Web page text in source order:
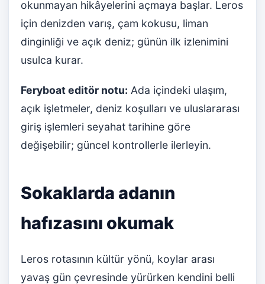
okunmayan hikâyelerini açmaya başlar. Leros
için denizden varış, çam kokusu, liman
dinginliği ve açık deniz; günün ilk izlenimini
usulca kurar.
Feryboat editör notu: Ada içindeki ulaşım,
açık işletmeler, deniz koşulları ve uluslararası
giriş işlemleri seyahat tarihine göre
değişebilir; güncel kontrollerle ilerleyin.
Sokaklarda adanın
hafızasını okumak
Leros rotasının kültür yönü, koylar arası
yavaş gün çevresinde yürürken kendini belli